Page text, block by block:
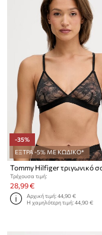
-35%
ΕΞΤΡΑ -5% ΜΕ ΚΩΔΙΚΟ*
Τρέχουσα τιμή:
28,99 €
Αρχική τιμή:44,90 €
Η χαμηλότερη τιμή:44,90 €